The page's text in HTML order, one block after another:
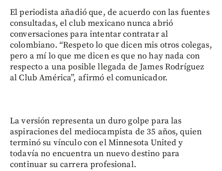
El periodista añadió que, de acuerdo con las fuentes
consultadas, el club mexicano nunca abrió
conversaciones para intentar contratar al
colombiano. “Respeto lo que dicen mis otros colegas,
pero a mí lo que me dicen es que no hay nada con
respecto a una posible llegada de James Rodríguez
al Club América”, afirmó el comunicador.
La versión representa un duro golpe para las
aspiraciones del mediocampista de 35 años, quien
terminó su vínculo con el Minnesota United y
todavía no encuentra un nuevo destino para
continuar su carrera profesional.